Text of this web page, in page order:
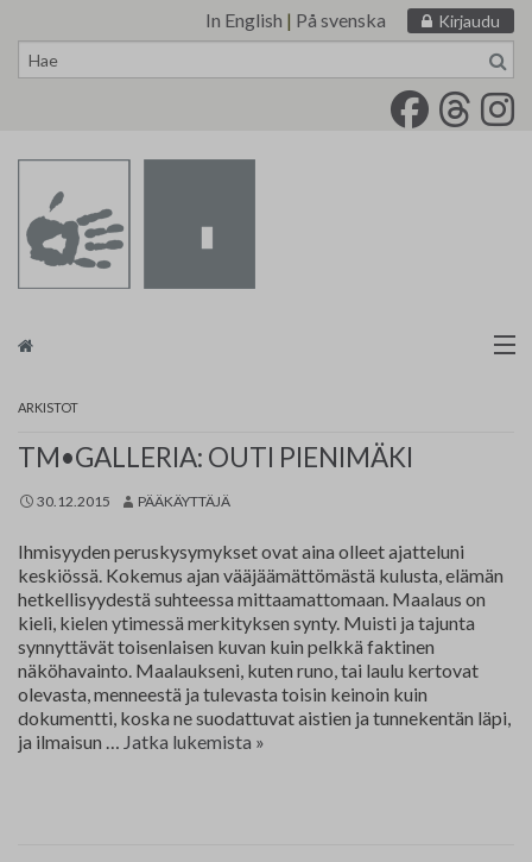
In English | På svenska Kirjaudu
sisältöön
Taidemaalariliitto
Näyttelytoiminta
Tarvikevälitys
Yhteystiedot
Jäsenluettelo
Jäsensivu
ARKISTOT
TM•GALLERIA: OUTI PIENIMÄKI
30.12.2015 PÄÄKÄYTTÄJÄ
Ihmisyyden peruskysymykset ovat aina olleet ajatteluni
keskiössä. Kokemus ajan vääjäämättömästä kulusta, elämän
hetkellisyydestä suhteessa mittaamattomaan. Maalaus on
kieli, kielen ytimessä merkityksen synty. Muisti ja tajunta
synnyttävät toisenlaisen kuvan kuin pelkkä faktinen
näköhavainto. Maalaukseni, kuten runo, tai laulu kertovat
olevasta, menneestä ja tulevasta toisin keinoin kuin
dokumentti, koska ne suodattuvat aistien ja tunnekentän läpi,
ja ilmaisun … Jatka lukemista Outi
»